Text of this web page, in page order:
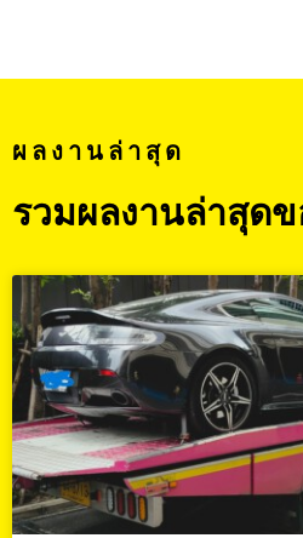
ผลงานล่าสุด
รวมผลงานล่าสุดข